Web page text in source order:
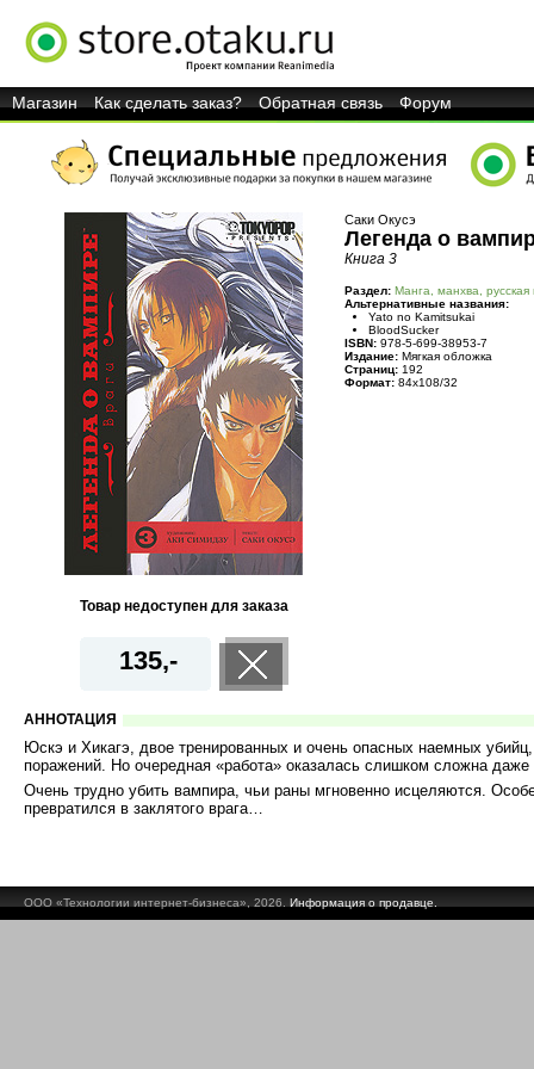
Магазин Как сделать заказ? Обратная связь Форум
Саки Окусэ
Легенда о
Книга 3
Раздел: Манга, манхва, русская
Альтернативные названия:
Yato no Kamitsukai
BloodSucker
ISBN: 978-5-699-38953-7
Издание: Мягкая обложка
Страниц: 192
Формат: 84x108/32
Товар недоступен для заказа
135,-
АННОТАЦИЯ
Юскэ и Хикагэ, двое тренированных и очень опасных наемных
поражений. Но очередная «работа» оказалась слишком сложна
Очень трудно убить вампира, чьи раны мгновенно исцеляются.
превратился в заклятого врага…
ООО «Технологии интернет-бизнеса», 2026. Информация о продавце.